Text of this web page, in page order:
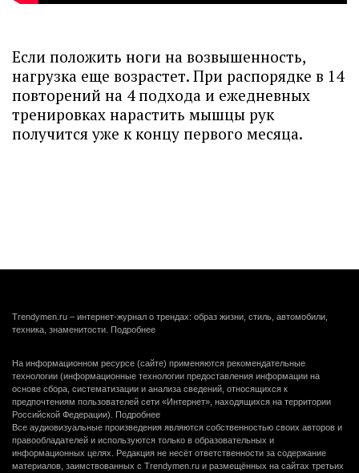
Если положить ноги на возвышенность,
нагрузка еще возрастет. При распорядке в 14
повторений на 4 подхода и ежедневных
тренировках нарастить мышцы рук
получится уже к концу первого месяца.
Trendymen.ru – интернет-журнал о трендах: образ жизни, стиль, автомобили,
техника, знаменитости. Подробнее
На информационном ресурсе (сайте) применяются рекомендательные
технологии (информационные технологии предоставления информации на
основе сбора, систематизации и анализа сведений, относящихся к
предпочтениям пользователей сети «Интернет», находящихся на территории
Российской Федерации). Подробнее
Все аудиовизуальные произведения являются собственностью своих авторов и
правообладателей и используются только в образовательных и
информационных целях. Редакция не несёт ответственности за содержание
материалов, заимствованных с Trendymen.ru и размещённых на сайтах третьих